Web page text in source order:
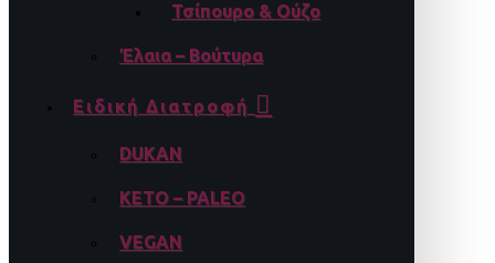
Τσίπουρο & Ούζο
Έλαια – Βούτυρα
Ειδική Διατροφή
DUKAN
KETO – PALEO
VEGAN